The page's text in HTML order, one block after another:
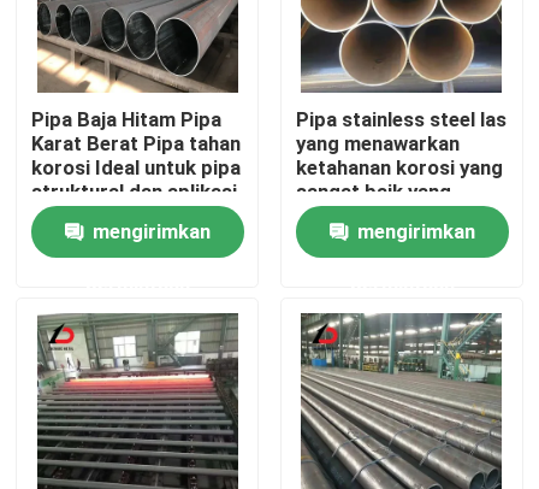
Rumah
Produk
Pipa Baja Hitam Pipa
Karat Berat Pipa tahan
korosi Ideal untuk pipa
struktural dan aplikasi
konstruksi
mengirimkan
Pipa stainless steel las
yang menawarkan
ketahanan korosi yang
sangat baik yang
cocok untuk sistem
pasokan air dan irigasi
mengirimkan